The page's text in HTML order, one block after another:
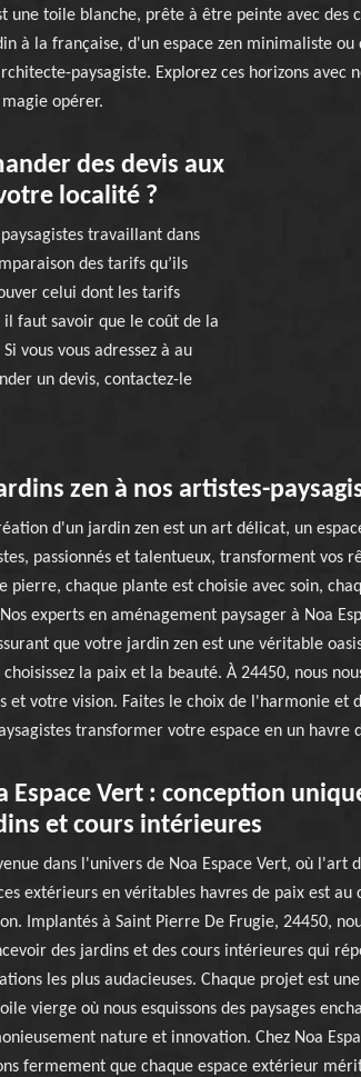
une toile blanche, prête à être peinte avec des
à la française, d'un espace zen minimaliste
paysagiste. Explorez ces horizons avec
opérer.
des devis aux
localité ?
travaillant dans
des tarifs qu’ils
celui dont les tarifs
faut savoir que le coût de la
vous vous adressez à au
un devis, contactez-le
zen à nos artistes-
d'un jardin zen est un art délicat, un
passionnés et talentueux, transforment vos
pierre, chaque plante est choisie avec soin,
experts en aménagement paysager à Noa
que votre jardin zen est une véritable
la paix et la beauté. À 24450, nous
et votre vision. Faites le choix de l'harmonie et
transformer votre espace en un havre
Espace Vert : conception
et cours intérieures
dans l'univers de Noa Espace Vert, où l'art
extérieurs en véritables havres de paix est
Implantés à Saint Pierre De Frugie, 24450,
des jardins et des cours intérieures qui
les plus audacieuses. Chaque projet est
vierge où nous esquissons des paysages
nature et innovation. Chez Noa
fermement que chaque espace extérieur